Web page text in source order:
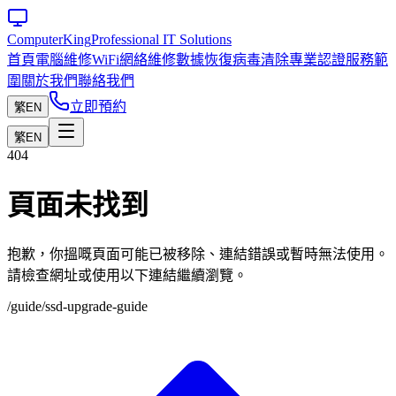
ComputerKingProfessional IT Solutions
首頁電腦維修WiFi網絡維修數據恢復病毒清除專業認證服務範
圍 關於我們聯絡我們
繁EN 立即預約
繁EN
404
頁面未找到
抱歉，你搵嘅頁面可能已被移除、連結錯誤或暫時無法使用。
請檢查網址或使用以下連結繼續瀏覽。
/guide/ssd-upgrade-guide